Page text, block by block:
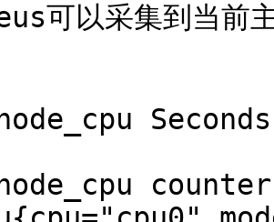
可以采集到当前
counter